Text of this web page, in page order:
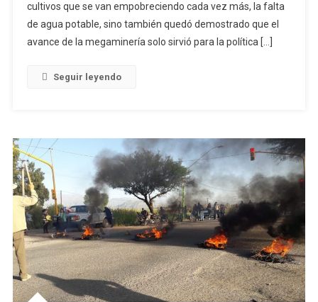
cultivos que se van empobreciendo cada vez más, la falta
de agua potable, sino también quedó demostrado que el
avance de la megaminería solo sirvió para la política […]
Seguir leyendo